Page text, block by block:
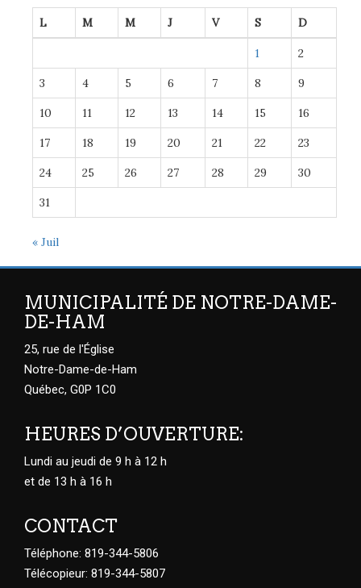
L M M J V S D
1 2
3 4 5 6 7 8 9
10 11 12 13 14 15 16
17 18 19 20 21 22 23
24 25 26 27 28 29 30
31
« Juil
MUNICIPALITÉ DE NOTRE-DAME-
DE-HAM
25, rue de l'Église
Notre-Dame-de-Ham
Québec, G0P 1C0
HEURES D’OUVERTURE:
Lundi au jeudi de 9 h à 12 h
et de 13 h à 16 h
CONTACT
Téléphone: 819-344-5806
Télécopieur: 819-344-5807